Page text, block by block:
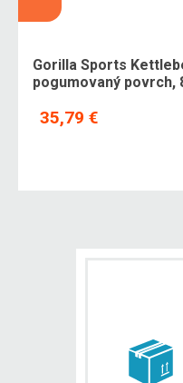
Gorilla Sports
pogumovaný povrch,
35,79 €